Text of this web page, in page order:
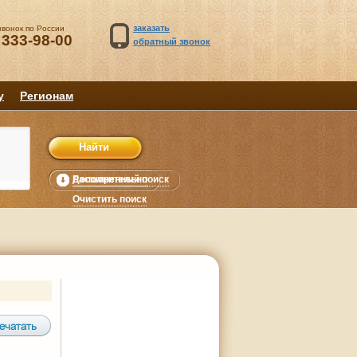
по России
98-00
заказать
обратный звонок
Регионам
Расширенный поиск
Очистить поиск
Дополнительно